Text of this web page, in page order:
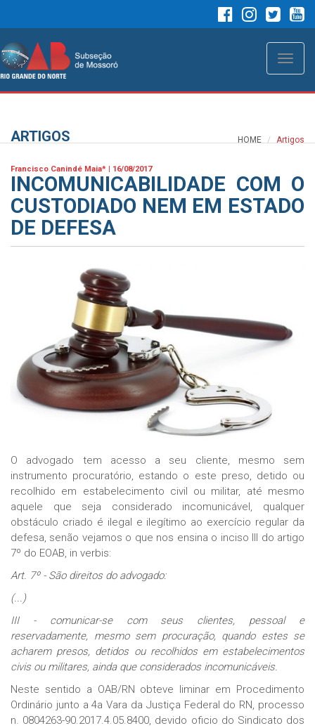
Toggle
ARTIGOS HOME Artigos
Francisco Canindé Maia* | 16/08/2017
INCOMUNICABILIDADE COM O
CUSTODIADO NEM EM ESTADO
DE DEFESA
O advogado tem acesso a seu cliente, mesmo sem
instrumento procuratório, estando o este preso, detido ou
recolhido em estabelecimento civil ou militar, até mesmo
aquele que seja considerado incomunicável, qualquer
obstáculo criado é ilegal e ilegítimo ao exercício regular da
defesa, senão vejamos o que nos ensina o inciso III do artigo
7º do EOAB, in verbis:
Art. 7º - São direitos do advogado:
(...)
III - comunicar-se com seus clientes, pessoal e
reservadamente, mesmo sem procuração, quando estes se
acharem presos, detidos ou recolhidos em estabelecimentos
civis ou militares, ainda que considerados incomunicáveis.
Neste sentido a OAB/RN obteve liminar em Procedimento
Ordinário junto a 4a Vara da Justiça Federal do RN, processo
n. 0804263-90.2017.4.05.8400, devido oficio do Sindicato dos